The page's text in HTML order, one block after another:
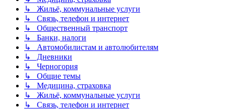
↳ Жильё, коммунальные услуги
↳ Связь, телефон и интернет
↳ Общественный транспорт
↳ Банки, налоги
↳ Автомобилистам и автолюбителям
↳ Дневники
↳ Черногория
↳ Общие темы
↳ Медицина, страховка
↳ Жильё, коммунальные услуги
↳ Связь, телефон и интернет